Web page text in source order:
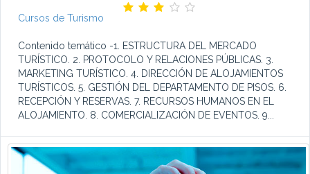
Cursos de Turismo
Contenido temático -1. ESTRUCTURA DEL MERCADO
TURÍSTICO. 2. PROTOCOLO Y RELACIONES PÚBLICAS. 3.
MARKETING TURÍSTICO. 4. DIRECCIÓN DE ALOJAMIENTOS
TURÍSTICOS. 5. GESTIÓN DEL DEPARTAMENTO DE PISOS. 6.
RECEPCIÓN Y RESERVAS. 7. RECURSOS HUMANOS EN EL
ALOJAMIENTO. 8. COMERCIALIZACIÓN DE EVENTOS. 9...